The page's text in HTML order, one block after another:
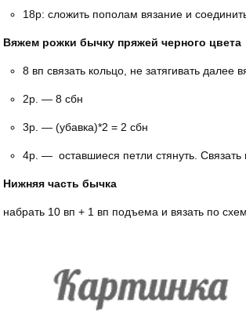
18р: сложить пополам вязание и
Вяжем рожки бычку пряжей черного цвета
8 вп связать кольцо, не затягивать далее
2р. — 8 сбн
3р. — (убавка)*2 = 2 сбн
4р. — оставшиеся петли стянуть. Связать
Нижняя часть бычка
набрать 10 вп + 1 вп подъема и вязать по